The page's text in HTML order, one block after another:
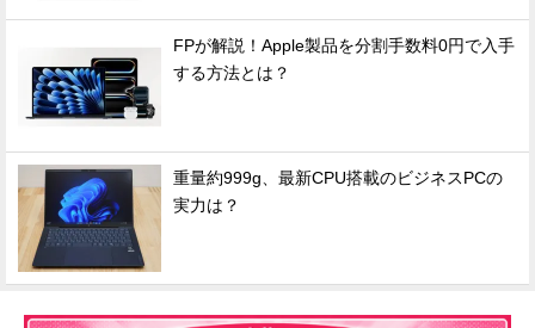
FPが解説！Apple製品を分割手数料0円で入手
する方法とは？
重量約999g、最新CPU搭載のビジネスPCの
実力は？